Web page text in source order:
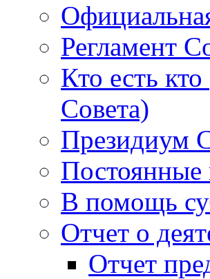
Регламент
Кто есть
Совета)
Президиум
Постоянные
В помощь
Отчет о
Отчет